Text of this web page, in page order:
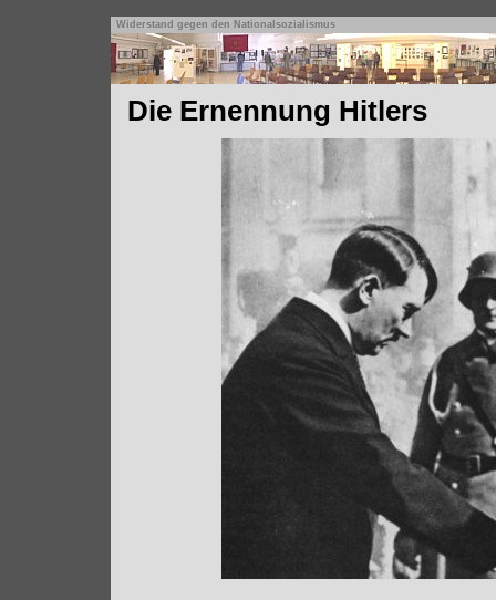
Widerstand gegen den Nationalsozialismus
Die Ernennung Hitlers